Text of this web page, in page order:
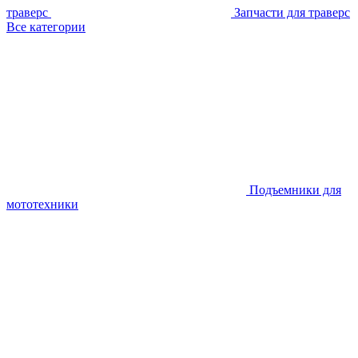
траверс
Запчасти для траверс
Все категории
Подъемники для
мототехники